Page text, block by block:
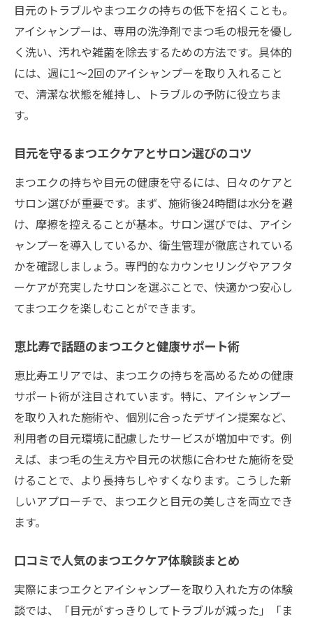
目元のトラブルやまつエクの持ちの低下を招くことも。
アイシャンプーは、専用の洗浄剤でまつ毛の根元を優し
く洗い、汚れや雑菌を除去するための方法です。具体的
には、週に1〜2回のアイシャンプーを取り入れること
で、清潔な状態を維持し、トラブルの予防に役立ちま
す。
目元を守るまつエクケアとサロン選びのコツ
まつエクの持ちや目元の健康を守るには、日々のケアと
サロン選びが重要です。まず、施術後24時間は水分を避
け、摩擦を控えることが基本。サロン選びでは、アイシ
ャンプーを導入しているか、衛生管理が徹底されている
かを確認しましょう。専門的なカウンセリングやアフタ
ーケアが充実したサロンを選ぶことで、快適かつ安心し
てまつエクを楽しむことができます。
恵比寿で話題のまつエクと健康サポート術
恵比寿エリアでは、まつエクの持ちを高めるための健康
サポート術が注目されています。特に、アイシャンプー
を取り入れた施術や、個別に合ったデザイン提案など、
利用者の目元環境に配慮したサービスが増加中です。例
えば、まつ毛の生え方や目元の状態に合わせた施術を受
けることで、より長持ちしやすくなります。こうした新
しいアプローチで、まつエクと目元の美しさを両立でき
ます。
口コミで人気のまつエクケア体験談まとめ
実際にまつエクとアイシャンプーを取り入れた方の体験
談では、「目元がすっきりしてトラブルが減った」「ま